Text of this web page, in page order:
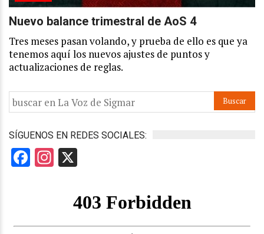
Nuevo balance trimestral de AoS 4
Tres meses pasan volando, y prueba de ello es que ya
tenemos aquí los nuevos ajustes de puntos y
actualizaciones de reglas.
SÍGUENOS EN REDES SOCIALES:
Facebook
Instagram